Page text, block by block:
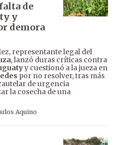
de
y
demora
representante legal del
, lanzó duras críticas contra
y cuestionó a la jueza en
por no resolver, tras más
de urgencia
la cosecha de una
Aquino